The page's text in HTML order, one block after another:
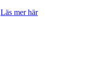
Läs mer här